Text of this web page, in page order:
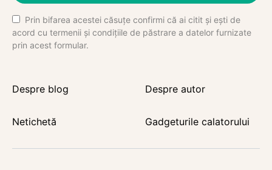
Prin bifarea acestei căsuțe confirmi că ai citit și ești de
acord cu termenii și condițiile de păstrare a datelor furnizate
prin acest formular.
Despre blog Despre autor
Netichetă Gadgeturile calatorului